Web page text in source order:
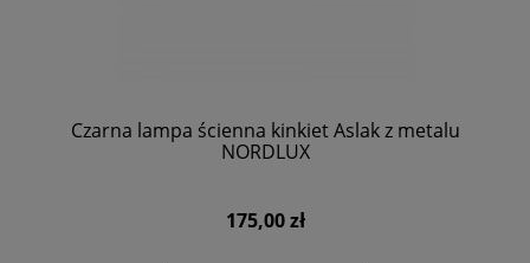
Czarna lampa ścienna kinkiet Aslak z metalu
NORDLUX
175,00 zł